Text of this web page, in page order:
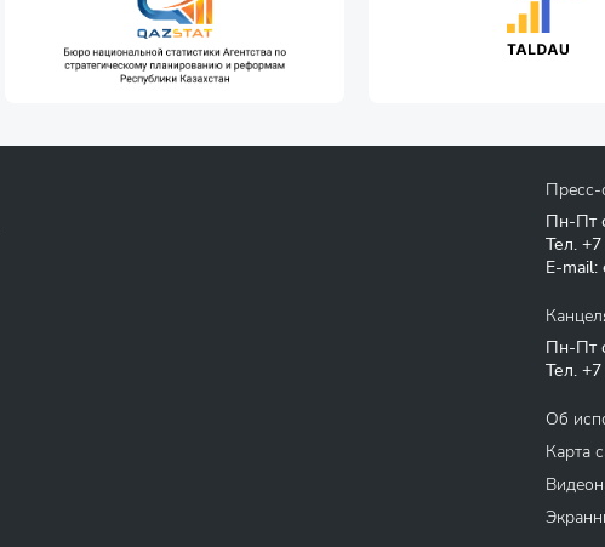
Пн-Пт
Тел.
E-mail:
Пн-Пт
Тел.
Об
Карта